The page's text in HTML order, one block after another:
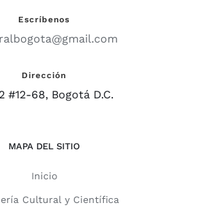
Escríbenos
Dirección
#12-68, Bogotá D.C.
MAPA DEL SITIO
Inicio
Cultural y Científica